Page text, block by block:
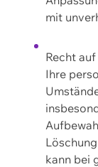
mit
Recht
Ihre
kann bei